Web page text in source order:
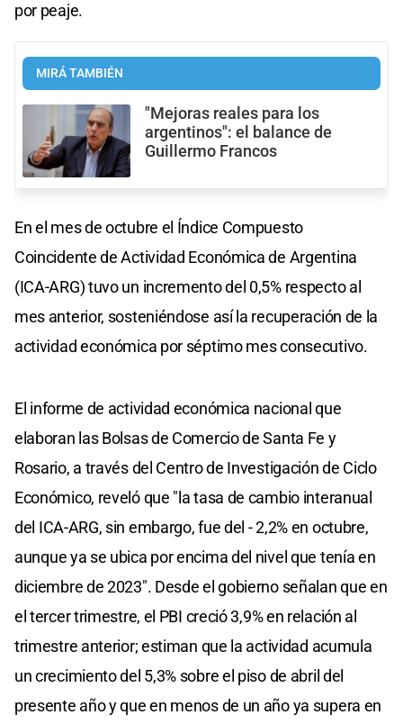
por peaje.
MIRÁ TAMBIÉN
"Mejoras reales para los
argentinos": el balance de
Guillermo Francos
En el mes de octubre el Índice Compuesto
Coincidente de Actividad Económica de Argentina
(ICA-ARG) tuvo un incremento del 0,5% respecto al
mes anterior, sosteniéndose así la recuperación de la
actividad económica por séptimo mes consecutivo.
El informe de actividad económica nacional que
elaboran las Bolsas de Comercio de Santa Fe y
Rosario, a través del Centro de Investigación de Ciclo
Económico, reveló que "la tasa de cambio interanual
del ICA-ARG, sin embargo, fue del - 2,2% en octubre,
aunque ya se ubica por encima del nivel que tenía en
diciembre de 2023". Desde el gobierno señalan que en
el tercer trimestre, el PBI creció 3,9% en relación al
trimestre anterior; estiman que la actividad acumula
un crecimiento del 5,3% sobre el piso de abril del
presente año y que en menos de un año ya supera en